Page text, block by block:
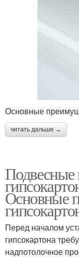
Основные
читать дальше →
Подвесные
Основные
Перед началом
гипсокартона
надпотолочное